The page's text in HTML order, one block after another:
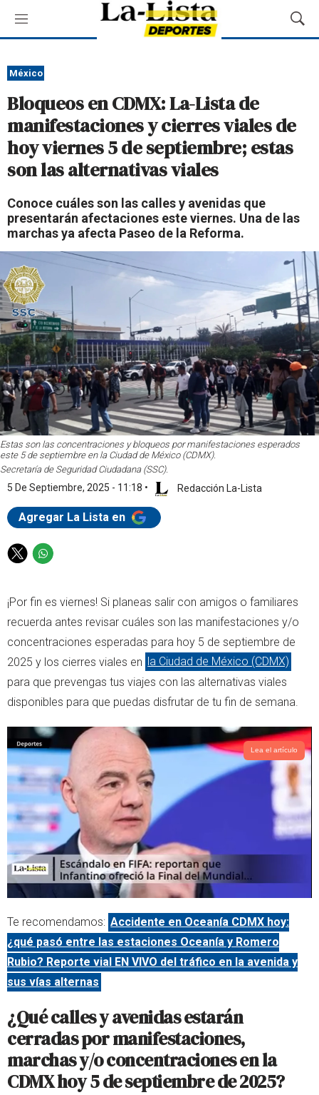
M
e
ú
M
o
d
México
Bloqueos en CDMX: La-Lista de
manifestaciones y cierres viales de
hoy viernes 5 de septiembre; estas
son las alternativas viales
Conoce cuáles son las calles y avenidas que
presentarán afectaciones este viernes. Una de las
marchas ya afecta Paseo de la Reforma.
Estas son las concentraciones y bloqueos por manifestaciones esperados
este 5 de septiembre en la Ciudad de México (CDMX).
Secretaría de Seguridad Ciudadana (SSC).
5 De Septiembre, 2025 - 11:18 • Redacción La-Lista
Agregar La Lista en
T
t
t
r
W
t
s
a
p
p
¡Por fin es viernes! Si planeas salir con amigos o familiares
recuerda antes revisar cuáles son las manifestaciones y/o
concentraciones esperadas para hoy 5 de septiembre de
2025 y los cierres viales en
la Ciudad de México (CDMX)
para que prevengas tus viajes con las alternativas viales
disponibles para que puedas disfrutar de tu fin de semana.
Lea el artículo
Te recomendamos: Accidente en Oceanía CDMX hoy:
¿qué pasó entre las estaciones Oceanía y Romero
Rubio? Reporte vial EN VIVO del tráfico en la avenida y
sus vías alternas
¿Qué calles y avenidas estarán
cerradas por manifestaciones,
marchas y/o concentraciones en la
CDMX hoy 5 de septiembre de 2025?